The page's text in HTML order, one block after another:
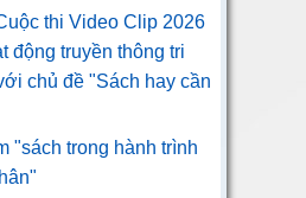
thi Video Clip 2026
động truyền thông tri
chủ đề "Sách hay cần
"sách trong hành trình